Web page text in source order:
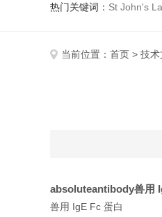
热门关键词： St John's
当前位置： 首页 > 技术
absoluteantibody兽用
兽用 IgE Fc 蛋白